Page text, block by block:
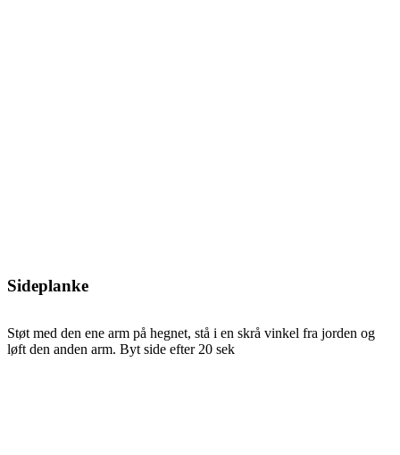
Sideplanke
Støt med den ene arm på hegnet, stå i en skrå vinkel fra jorden og
løft den anden arm. Byt side efter 20 sek